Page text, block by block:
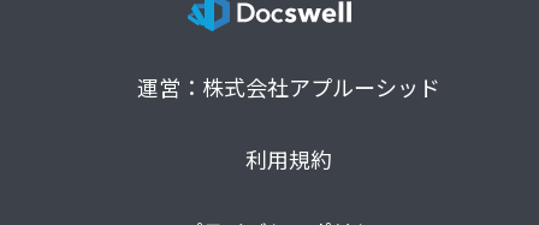
運営：株式会社アプルーシッド
利用規約